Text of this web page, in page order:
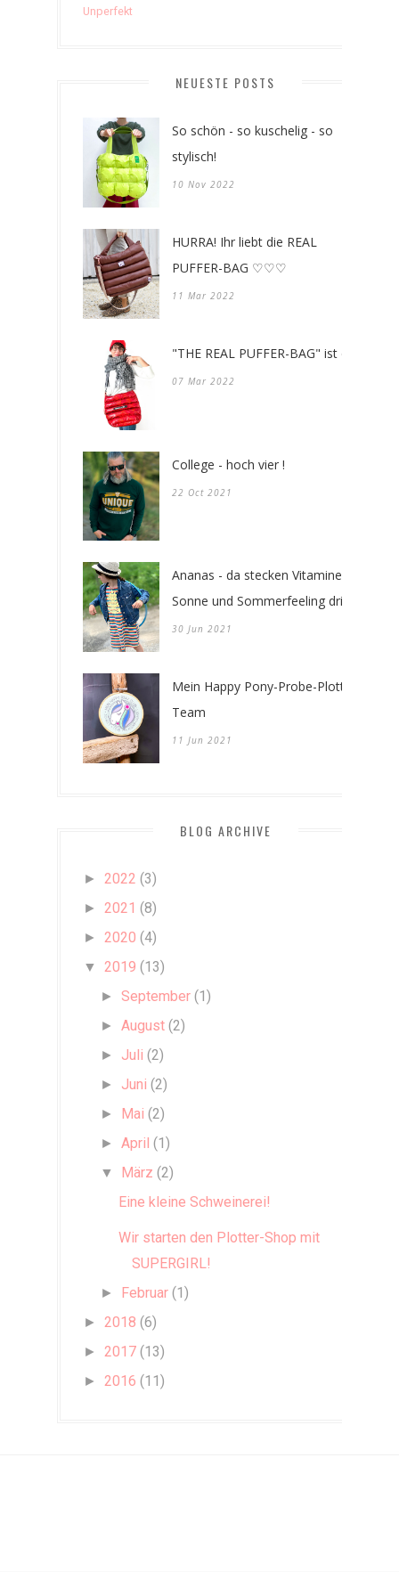
Unperfekt
NEUESTE POSTS
So schön - so kuschelig - so
stylisch!
10 Nov 2022
HURRA! Ihr liebt die REAL
PUFFER-BAG ♡♡♡
11 Mar 2022
"THE REAL PUFFER-BAG" ist da!
07 Mar 2022
College - hoch vier !
22 Oct 2021
Ananas - da stecken Vitamine -
Sonne und Sommerfeeling drin !
30 Jun 2021
Mein Happy Pony-Probe-Plotter-
Team
11 Jun 2021
BLOG ARCHIVE
► 2022 (3)
► 2021 (8)
► 2020 (4)
▼ 2019 (13)
►September (1)
►August (2)
► Juli (2)
► Juni (2)
► Mai (2)
►April (1)
▼ März (2)
Eine kleine Schweinerei!
Wir starten den Plotter-Shop mit
SUPERGIRL!
► Februar (1)
► 2018 (6)
► 2017 (13)
► 2016 (11)